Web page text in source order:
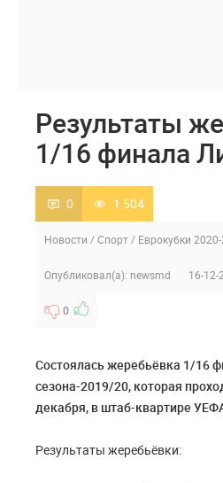
Результаты
1/16 финала
0 1 504
Новости /Спорт / Еврокубки
Опубликовал(а): newsmd 16-12-
0
Состоялась жеребьёвка 1/16
сезона-2019/20, которая
декабря, в штаб-квартире
Результаты жеребьёвки: